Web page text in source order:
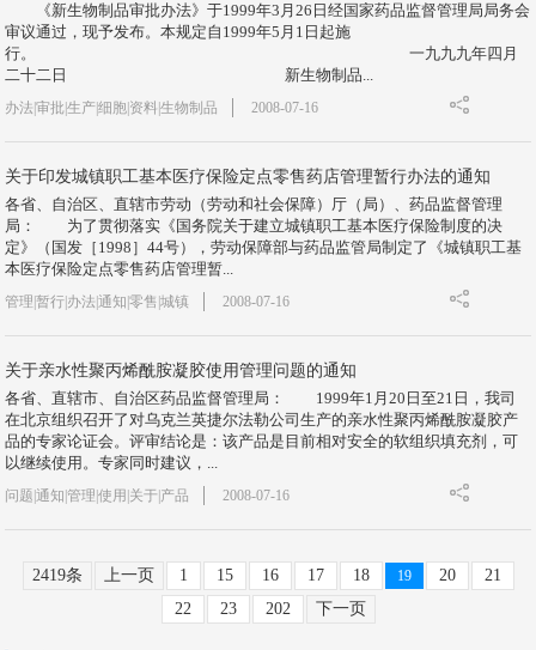
《新生物制品审批办法》于1999年3月26日经国家药品监督管理局局务会
审议通过，现予发布。本规定自1999年5月1日起施
行。 一九九九年四月
二十二日 新生物制品...
办法|审批|生产|细胞|资料|生物制品 2008-07-16
关于印发城镇职工基本医疗保险定点零售药店管理暂行办法的通知
各省、自治区、直辖市劳动（劳动和社会保障）厅（局）、药品监督管理
局： 为了贯彻落实《国务院关于建立城镇职工基本医疗保险制度的决
定》（国发［1998］44号），劳动保障部与药品监管局制定了《城镇职工基
本医疗保险定点零售药店管理暂...
管理|暂行|办法|通知|零售|城镇 2008-07-16
关于亲水性聚丙烯酰胺凝胶使用管理问题的通知
各省、直辖市、自治区药品监督管理局： 1999年1月20日至21日，我司
在北京组织召开了对乌克兰英捷尔法勒公司生产的亲水性聚丙烯酰胺凝胶产
品的专家论证会。评审结论是：该产品是目前相对安全的软组织填充剂，可
以继续使用。专家同时建议，...
问题|通知|管理|使用|关于|产品 2008-07-16
2419条 上一页 1 15 16 17 18 19 20
21
22
23 202 下一页